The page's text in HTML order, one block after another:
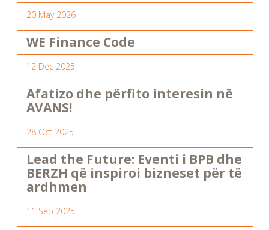
20 May 2026
WE Finance Code
12 Dec 2025
Afatizo dhe përfito interesin në
AVANS!
28 Oct 2025
Lead the Future: Eventi i BPB dhe
BERZH që inspiroi bizneset për të
ardhmen
11 Sep 2025